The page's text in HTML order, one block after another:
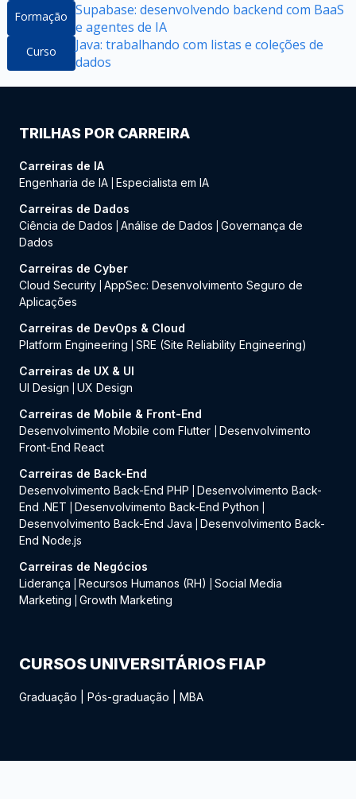
Formação Supabase: desenvolvendo backend com BaaS
e agentes de IA
Curso
Java: trabalhando com listas e coleções de
dados
TRILHAS POR CARREIRA
Carreiras de IA
Engenharia de IA Especialista em IA
Carreiras de Dados
Ciência de Dados
Análise de Dados
Governança de
Dados
Carreiras de Cyber
Cloud Security AppSec: Desenvolvimento Seguro de
Aplicações
Carreiras de DevOps & Cloud
Platform Engineering
SRE (Site Reliability Engineering)
Carreiras de UX & UI
UI Design
UX Design
Carreiras de Mobile & Front-End
Desenvolvimento Mobile com Flutter
Desenvolvimento
Front-End React
Carreiras de Back-End
Desenvolvimento Back-End PHP
Desenvolvimento Back-
End .NET
Desenvolvimento Back-End Python
Desenvolvimento Back-End Java
Desenvolvimento Back-
End Node.js
Carreiras de Negócios
Liderança
Recursos Humanos (RH)
Social Media
Marketing
Growth Marketing
CURSOS UNIVERSITÁRIOS FIAP
Graduação Pós-graduação MBA